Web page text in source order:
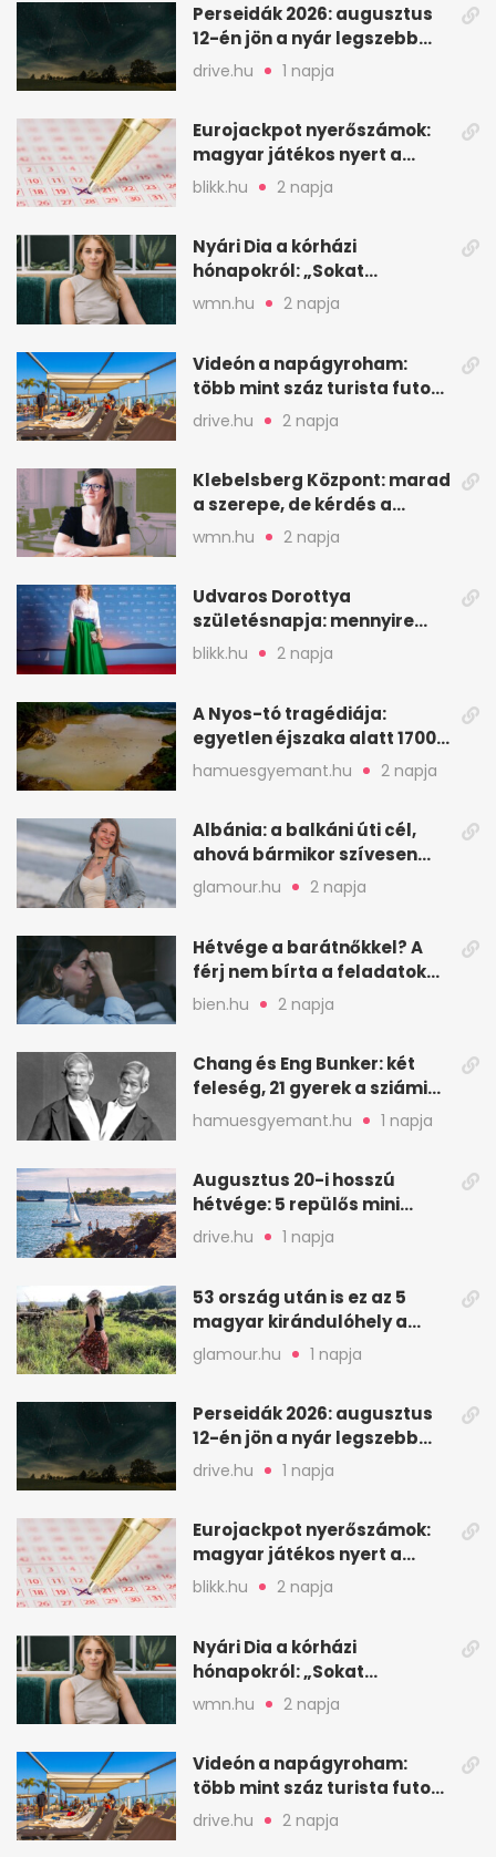
Perseidák 2026: augusztus
12-én jön a nyár legszebb
csillaghullása
drive.hu 1 napja
Eurojackpot nyerőszámok:
magyar játékos nyert a
2026. augusztus 4-i húzáson
blikk.hu 2 napja
Nyári Dia a kórházi
hónapokról: „Sokat
veszekedtem Istennel”
wmn.hu 2 napja
Videón a napágyroham:
több mint száz turista futott
a helyekért Tenerifén
drive.hu 2 napja
Klebelsberg Központ: marad
a szerepe, de kérdés a
hitelessége
wmn.hu 2 napja
Udvaros Dorottya
születésnapja: mennyire
ismered a filmszerepeit?
blikk.hu 2 napja
A Nyos-tó tragédiája:
egyetlen éjszaka alatt 1700
ember halt meg
hamuesgyemant.hu 2 napja
Albánia: a balkáni úti cél,
ahová bármikor szívesen
visszamennék
glamour.hu 2 napja
Hétvége a barátnőkkel? A
férj nem bírta a feladatokat,
a feleség levegőt kér
bien.hu 2 napja
Chang és Eng Bunker: két
feleség, 21 gyerek a sziámi
ikrek életében
hamuesgyemant.hu 1 napja
Augusztus 20-i hosszú
hétvége: 5 repülős mini
nyaralás 0 szabadsággal
drive.hu 1 napja
53 ország után is ez az 5
magyar kirándulóhely a
kedvencem
glamour.hu 1 napja
Perseidák 2026: augusztus
12-én jön a nyár legszebb
csillaghullása
drive.hu 1 napja
Eurojackpot nyerőszámok:
magyar játékos nyert a
2026. augusztus 4-i húzáson
blikk.hu 2 napja
Nyári Dia a kórházi
hónapokról: „Sokat
veszekedtem Istennel”
wmn.hu 2 napja
Videón a napágyroham:
több mint száz turista futott
a helyekért Tenerifén
drive.hu 2 napja